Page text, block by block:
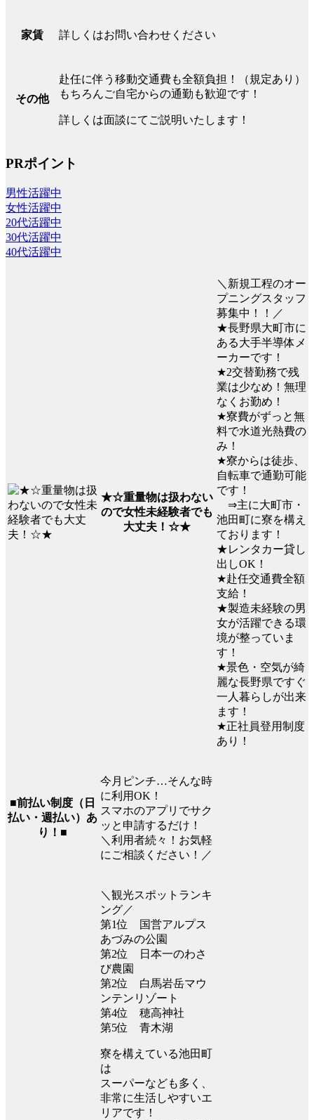
家賃 詳しくはお問い合わせください
その他
赴任に伴う移動交通費も全額負担！（規定あり）
もちろんご自宅からの通勤も歓迎です！
詳しくは面談にてご説明いたします！
PRポイント
男性活躍中
女性活躍中
20代活躍中
30代活躍中
40代活躍中
★☆重量物は扱わない
ので女性未経験者でも
大丈夫！☆★
＼新規工程のオー
プニングスタッフ
募集中！！／
★長野県大町市に
ある大手半導体メ
ーカーです！
★2交替勤務で残
業は少なめ！無理
なくお勤め！
★寮費がずっと無
料で水道光熱費の
み！
★寮からは徒歩、
自転車で通勤可能
です！
⇒主に大町市・
池田町に寮を構え
ております！
★レンタカー貸し
出しOK！
★赴任交通費全額
支給！
★製造未経験の男
女が活躍できる環
境が整っていま
す！
★景色・空気が綺
麗な長野県ですぐ
一人暮らしが出来
ます！
★正社員登用制度
あり！
■前払い制度（日
払い・週払い）あ
り！■
今月ピンチ…そんな時
に利用OK！
スマホのアプリでサク
ッと申請するだけ！
＼利用者続々！お気軽
にご相談ください！／
＼観光スポットランキ
ング／
第1位 国営アルプス
あづみの公園
第2位 日本一のわさ
び農園
第2位 白馬岩岳マウ
ンテンリゾート
第4位 穂高神社
第5位 青木湖
寮を構えている池田町
は
スーパーなども多く、
非常に生活しやすいエ
リアです！